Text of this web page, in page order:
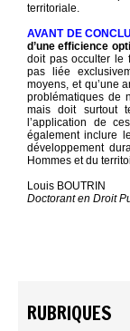
territoriale.
AVANT DE
d’une efficience
doit pas occulter le
pas liée
moyens, et qu’une
problématiques de
mais doit surtout
l’application de
également inclure
développement
Hommes et du
Louis BOUTRIN
Doctorant en Droit
RUBRIQUES